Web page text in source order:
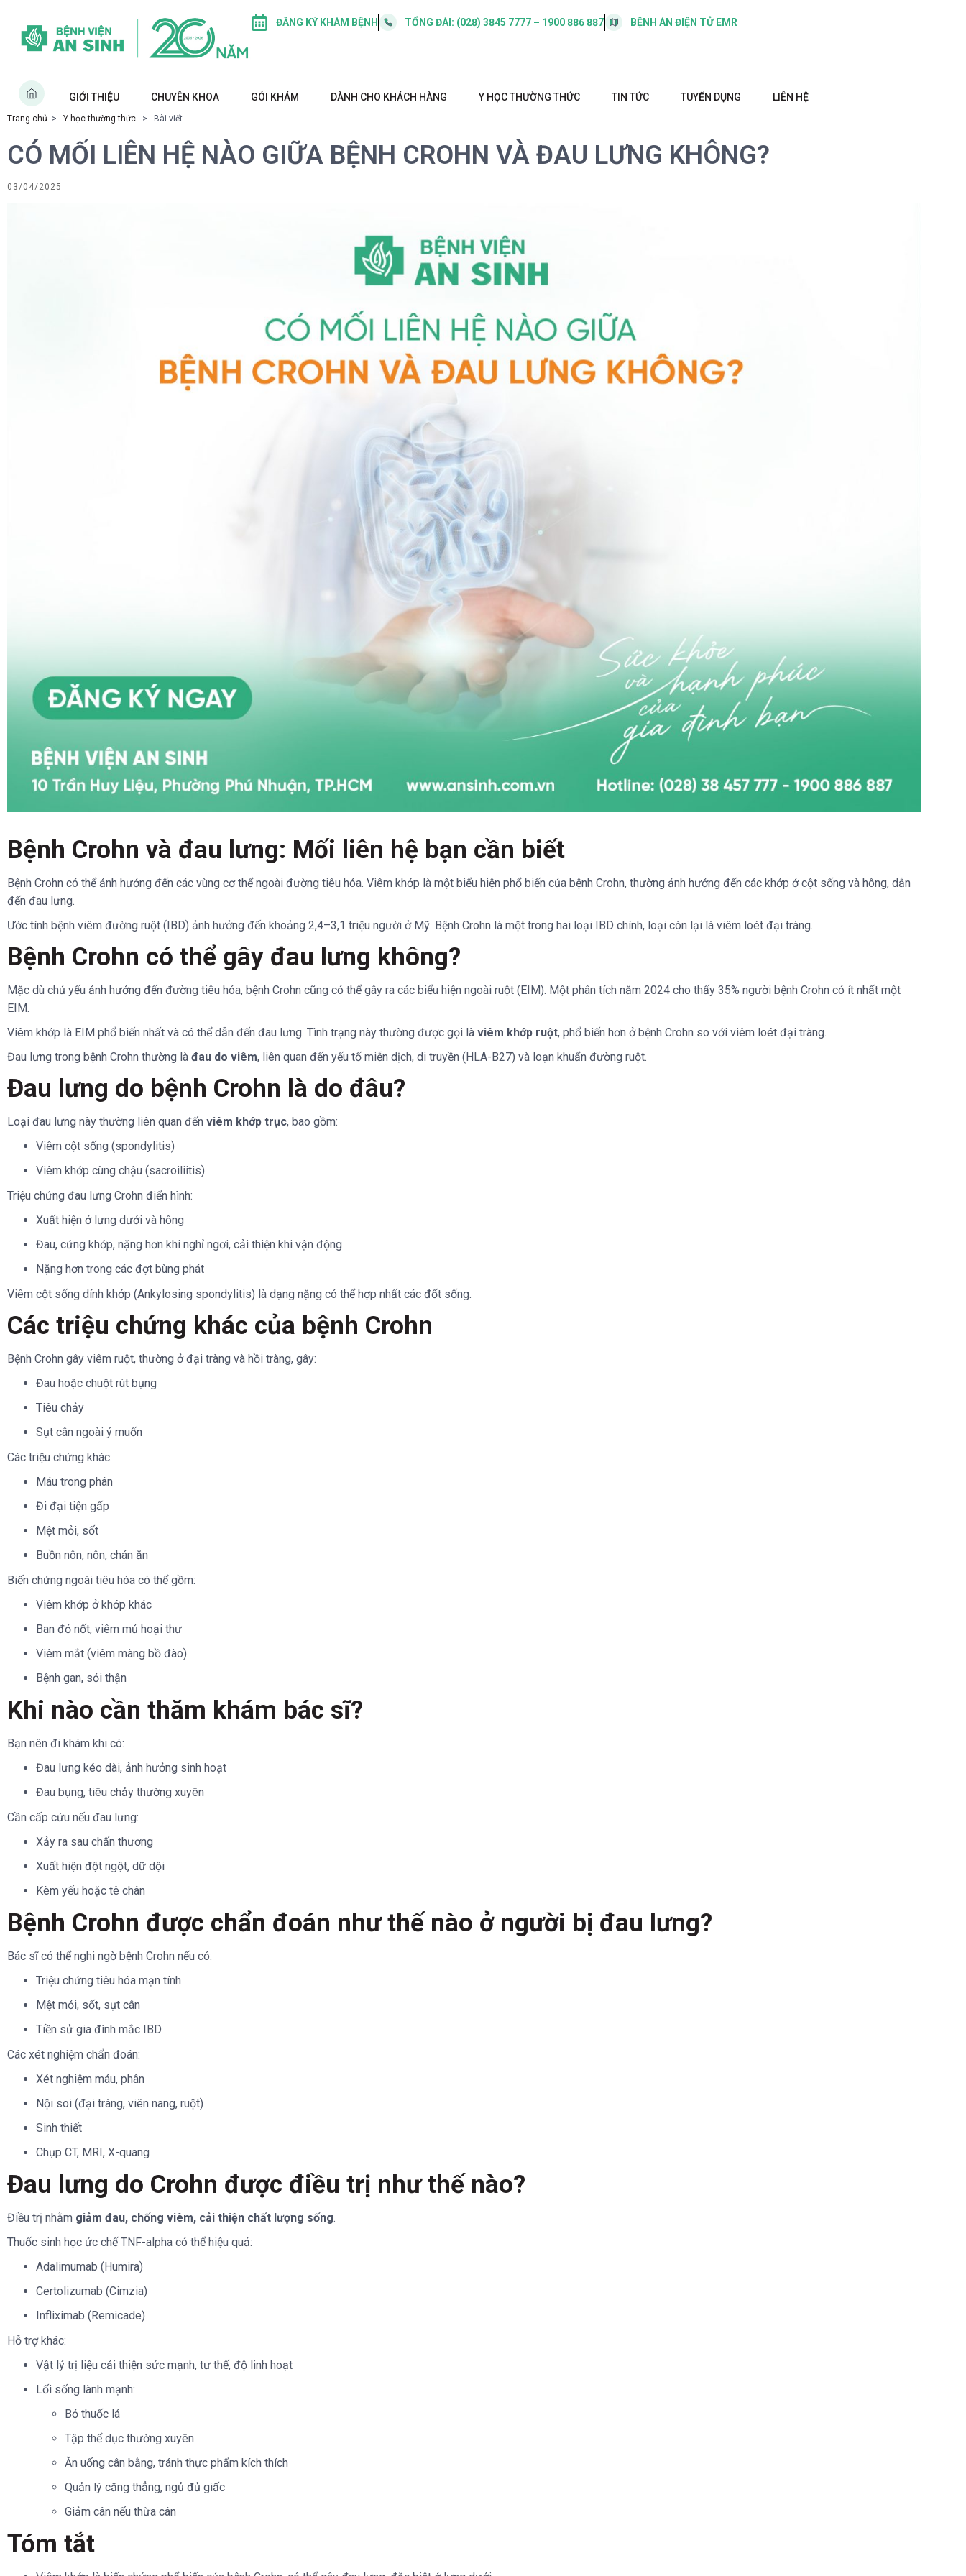
ĐĂNG KÝ KHÁM BỆNH TỔNG ĐÀI: (028) 3845 7777 – 1900 886 887 BỆNH ÁN ĐIỆN TỬ EMR
GIỚI THIỆU CHUYÊN KHOA GÓI KHÁM DÀNH CHO KHÁCH HÀNG Y HỌC THƯỜNG THỨC TIN TỨC TUYỂN DỤNG LIÊN HỆ
Trang chủ > Y học thường thức > Bài viết
CÓ MỐI LIÊN HỆ NÀO GIỮA BỆNH CROHN VÀ ĐAU LƯNG KHÔNG?
03/04/2025
Bệnh Crohn và đau lưng: Mối liên hệ bạn cần biết
Bệnh Crohn có thể ảnh hưởng đến các vùng cơ thể ngoài đường tiêu hóa. Viêm khớp là một biểu hiện phổ biến của bệnh Crohn, thường ảnh hưởng đến các khớp ở cột sống và hông, dẫn
đến đau lưng.
Ước tính bệnh viêm đường ruột (IBD) ảnh hưởng đến khoảng 2,4–3,1 triệu người ở Mỹ. Bệnh Crohn là một trong hai loại IBD chính, loại còn lại là viêm loét đại tràng.
Bệnh Crohn có thể gây đau lưng không?
Mặc dù chủ yếu ảnh hưởng đến đường tiêu hóa, bệnh Crohn cũng có thể gây ra các biểu hiện ngoài ruột (EIM). Một phân tích năm 2024 cho thấy 35% người bệnh Crohn có ít nhất một
EIM.
Viêm khớp là EIM phổ biến nhất và có thể dẫn đến đau lưng. Tình trạng này thường được gọi là viêm khớp ruột, phổ biến hơn ở bệnh Crohn so với viêm loét đại tràng.
Đau lưng trong bệnh Crohn thường là đau do viêm, liên quan đến yếu tố miễn dịch, di truyền (HLA-B27) và loạn khuẩn đường ruột.
Đau lưng do bệnh Crohn là do đâu?
Loại đau lưng này thường liên quan đến viêm khớp trục, bao gồm:
Viêm cột sống (spondylitis)
Viêm khớp cùng chậu (sacroiliitis)
Triệu chứng đau lưng Crohn điển hình:
Xuất hiện ở lưng dưới và hông
Đau, cứng khớp, nặng hơn khi nghỉ ngơi, cải thiện khi vận động
Nặng hơn trong các đợt bùng phát
Viêm cột sống dính khớp (Ankylosing spondylitis) là dạng nặng có thể hợp nhất các đốt sống.
Các triệu chứng khác của bệnh Crohn
Bệnh Crohn gây viêm ruột, thường ở đại tràng và hồi tràng, gây:
Đau hoặc chuột rút bụng
Tiêu chảy
Sụt cân ngoài ý muốn
Các triệu chứng khác:
Máu trong phân
Đi đại tiện gấp
Mệt mỏi, sốt
Buồn nôn, nôn, chán ăn
Biến chứng ngoài tiêu hóa có thể gồm:
Viêm khớp ở khớp khác
Ban đỏ nốt, viêm mủ hoại thư
Viêm mắt (viêm màng bồ đào)
Bệnh gan, sỏi thận
Khi nào cần thăm khám bác sĩ?
Bạn nên đi khám khi có:
Đau lưng kéo dài, ảnh hưởng sinh hoạt
Đau bụng, tiêu chảy thường xuyên
Cần cấp cứu nếu đau lưng:
Xảy ra sau chấn thương
Xuất hiện đột ngột, dữ dội
Kèm yếu hoặc tê chân
Bệnh Crohn được chẩn đoán như thế nào ở người bị đau lưng?
Bác sĩ có thể nghi ngờ bệnh Crohn nếu có:
Triệu chứng tiêu hóa mạn tính
Mệt mỏi, sốt, sụt cân
Tiền sử gia đình mắc IBD
Các xét nghiệm chẩn đoán:
Xét nghiệm máu, phân
Nội soi (đại tràng, viên nang, ruột)
Sinh thiết
Chụp CT, MRI, X-quang
Đau lưng do Crohn được điều trị như thế nào?
Điều trị nhằm giảm đau, chống viêm, cải thiện chất lượng sống.
Thuốc sinh học ức chế TNF-alpha có thể hiệu quả:
Adalimumab (Humira)
Certolizumab (Cimzia)
Infliximab (Remicade)
Hỗ trợ khác:
Vật lý trị liệu cải thiện sức mạnh, tư thế, độ linh hoạt
Lối sống lành mạnh:
Bỏ thuốc lá
Tập thể dục thường xuyên
Ăn uống cân bằng, tránh thực phẩm kích thích
Quản lý căng thẳng, ngủ đủ giấc
Giảm cân nếu thừa cân
Tóm tắt